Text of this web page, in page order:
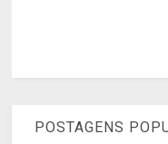
POSTAGENS